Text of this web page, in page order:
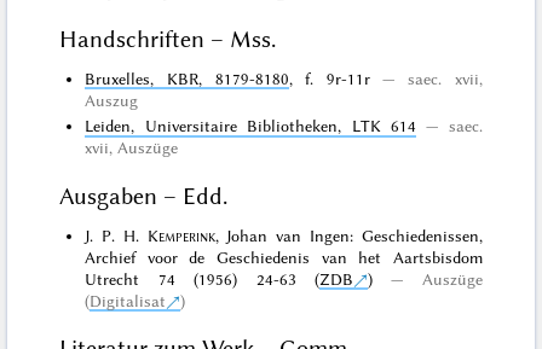
Handschriften – Mss.
Bruxelles, KBR, 8179-8180, f. 9r-11r
saec. xvii,
Auszug
Leiden, Universitaire Bibliotheken, LTK 614
saec.
xvii, Auszüge
Ausgaben – Edd.
J. P. H. Kemperink, Johan van Ingen: Geschiedenissen,
Archief voor de Geschiedenis van het Aartsbisdom
Utrecht 74 (1956) 24-63 (ZDB )
Auszüge
(Digitalisat )